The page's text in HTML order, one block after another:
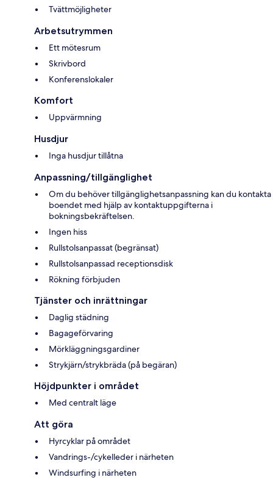
Tvättmöjligheter
Arbetsutrymmen
Ett mötesrum
Skrivbord
Konferenslokaler
Komfort
Uppvärmning
Husdjur
Inga husdjur tillåtna
Anpassning/tillgänglighet
Om du behöver tillgänglighetsanpassning kan du kontakta
boendet med hjälp av kontaktuppgifterna i
bokningsbekräftelsen.
Ingen hiss
Rullstolsanpassat (begränsat)
Rullstolsanpassad receptionsdisk
Rökning förbjuden
Tjänster och inrättningar
Daglig städning
Bagageförvaring
Mörkläggningsgardiner
Strykjärn/strykbräda (på begäran)
Höjdpunkter i området
Med centralt läge
Att göra
Hyrcyklar på området
Vandrings-/cykelleder i närheten
Windsurfing i närheten